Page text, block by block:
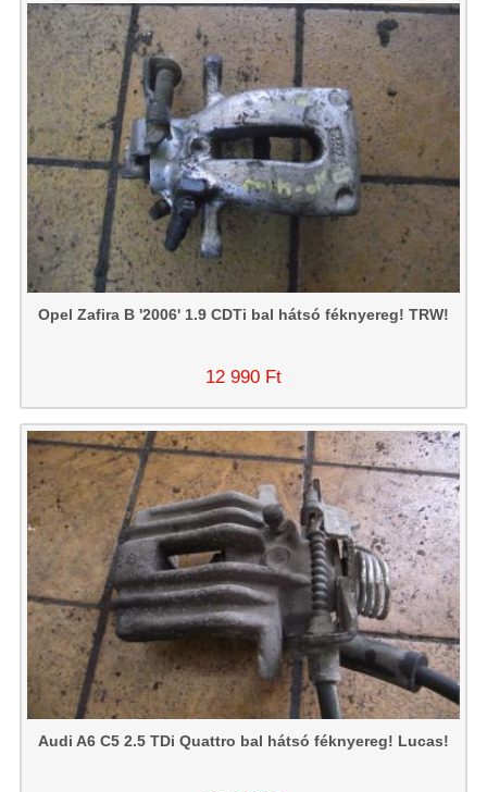
Opel Zafira B '2006' 1.9 CDTi bal hátsó féknyereg! TRW!
12 990 Ft
Audi A6 C5 2.5 TDi Quattro bal hátsó féknyereg! Lucas!